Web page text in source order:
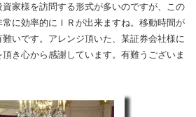
家様を訪問する形式が多いのですが、この
に効率的にＩＲが出来ますね。移動時間が
いです。アレンジ頂いた、某証券会社様に
き心から感謝しています。有難うございま